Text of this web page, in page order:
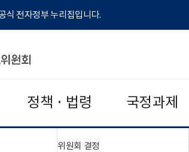
식 전자정부 누리집입니다.
정책 · 법령 국정과제
위원회 결정